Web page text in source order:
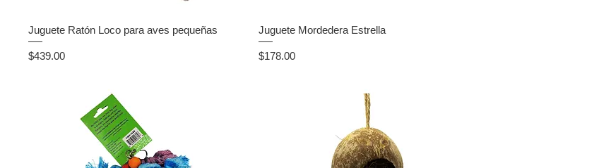
Juguete Ratón Loco para aves pequeñas
Precio
$439.00
Juguete Mordedera Estrella
Precio
$178.00